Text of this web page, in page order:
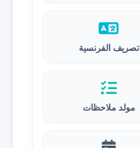
تصريف الفرنسية
مولد ملاحظات